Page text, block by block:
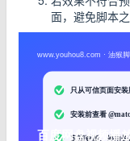
面，避免脚本